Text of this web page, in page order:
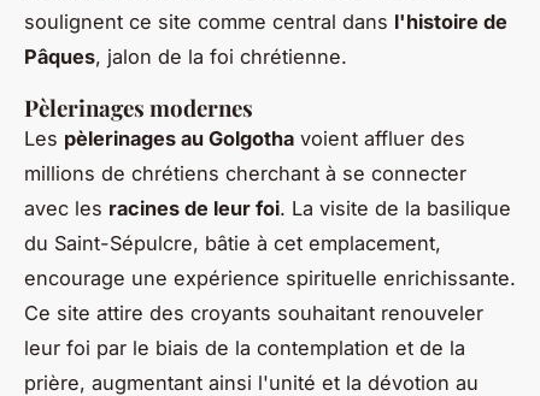
soulignent ce site comme central dans l'histoire de
Pâques, jalon de la foi chrétienne.
Pèlerinages modernes
Les pèlerinages au Golgotha voient affluer des
millions de chrétiens cherchant à se connecter
avec les racines de leur foi. La visite de la basilique
du Saint-Sépulcre, bâtie à cet emplacement,
encourage une expérience spirituelle enrichissante.
Ce site attire des croyants souhaitant renouveler
leur foi par le biais de la contemplation et de la
prière, augmentant ainsi l'unité et la dévotion au